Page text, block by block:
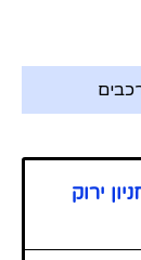
ירוק